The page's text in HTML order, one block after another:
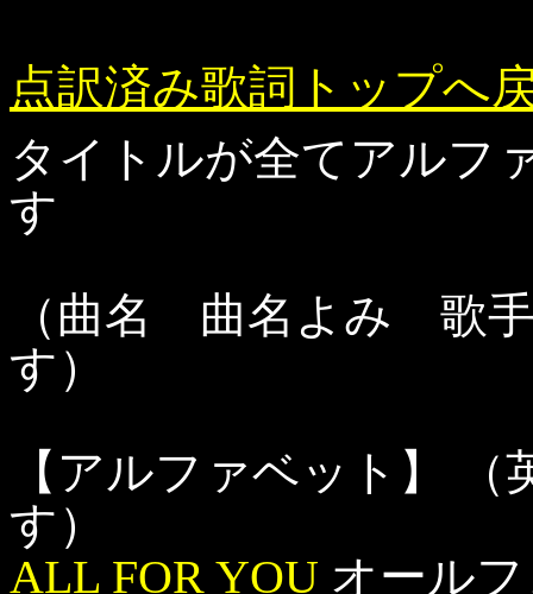
点訳済み歌詞トップへ
タイトルが全てアルフ
す
（曲名 曲名よみ 歌
す）
【アルファベット】
す）
ALL FOR YOU オール